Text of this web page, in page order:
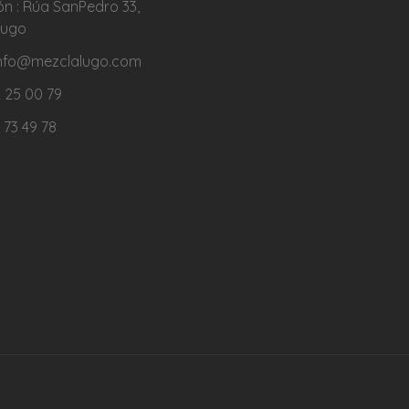
: Rúa SanPedro 33,
25 00 79
49 78